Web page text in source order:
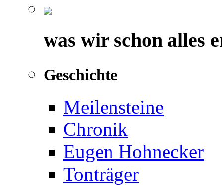
was wir schon alles
Geschichte
Meilensteine
Chronik
Eugen Hohnecker
Tonträger